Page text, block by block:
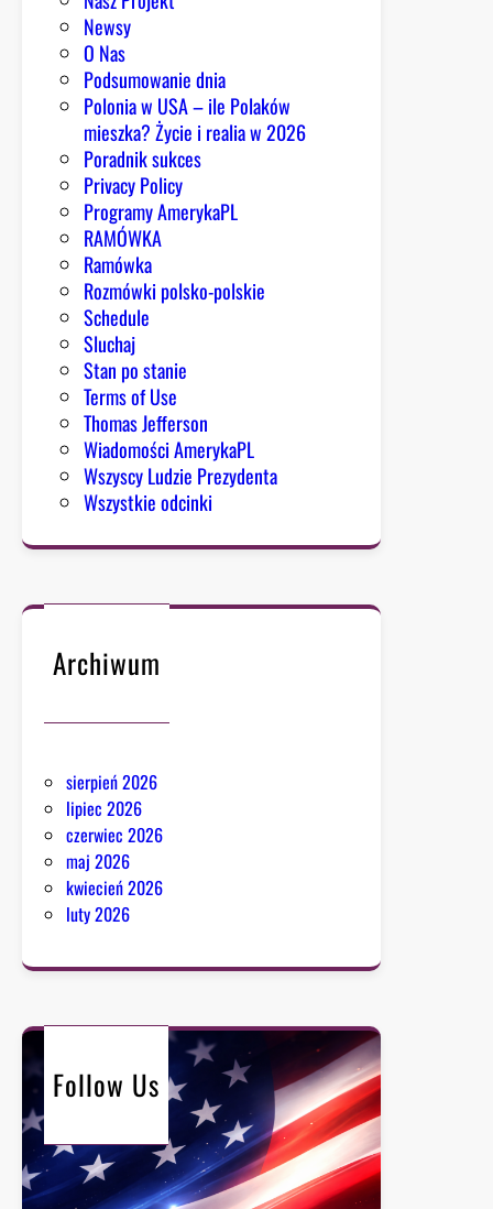
d
Newsy
O Nas
Podsumowanie dnia
Polonia w USA – ile Polaków
mieszka? Życie i realia w 2026
Poradnik sukces
Privacy Policy
Programy AmerykaPL
RAMÓWKA
Ramówka
Rozmówki polsko-polskie
Schedule
Sluchaj
Stan po stanie
Terms of Use
Thomas Jefferson
Wiadomości AmerykaPL
Wszyscy Ludzie Prezydenta
Wszystkie odcinki
Archiwum
sierpień 2026
lipiec 2026
czerwiec 2026
maj 2026
kwiecień 2026
luty 2026
Follow Us